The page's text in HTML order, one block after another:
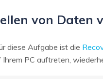
von Daten
diese Aufgabe ist die
Ihrem PC auftreten,